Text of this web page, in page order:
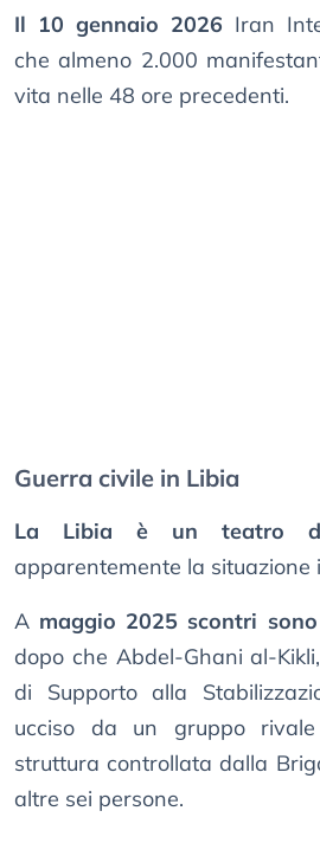
Il 10 gennaio 2026 Iran
che almeno 2.000
vita nelle 48 ore precedenti.
Guerra civile in Libia
La Libia è un teatro
apparentemente la situazione
A maggio 2025 scontri
dopo che Abdel-Ghani al-
di Supporto alla
ucciso da un gruppo
struttura controllata dalla
altre sei persone.